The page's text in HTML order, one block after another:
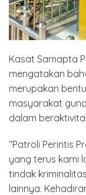
Kasat Samapta
mengatakan
merupakan
masyarakat
dalam
“Patroli Perintis
yang terus kami
tindak
lainnya.